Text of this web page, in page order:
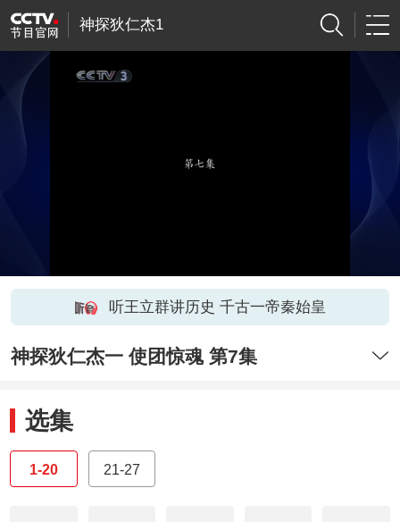
神探狄仁杰1
听王立群讲历史 千古一帝秦始皇
神探狄仁杰一 使团惊魂 第7集
选集
1-20 21-27